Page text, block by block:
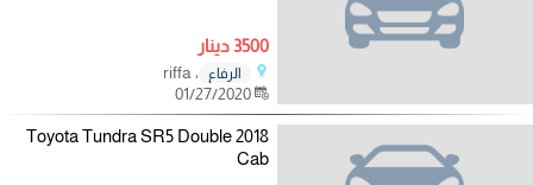
3500 دينار
الرفاع
، riffa
01/27/2020
2018 Toyota Tundra SR5 Double
Cab